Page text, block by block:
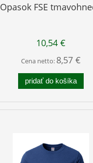
Opasok FSE
10,54 €
Cena netto: 8,57 €
pridať do košíka